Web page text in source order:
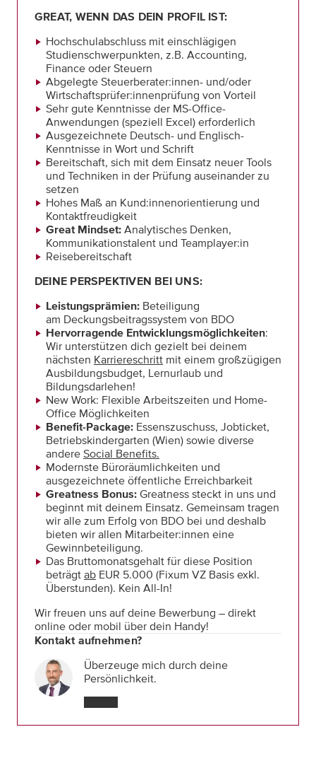
GREAT, WENN DAS DEIN PROFIL IST:
Hochschulabschluss mit einschlägigen
Studienschwerpunkten, z.B. Accounting,
Finance oder Steuern
Abgelegte Steuerberater:innen- und/oder
Wirtschaftsprüfer:innenprüfung von Vorteil
Sehr gute Kenntnisse der MS-Office-
Anwendungen (speziell Excel) erforderlich
Ausgezeichnete Deutsch- und Englisch-
Kenntnisse in Wort und Schrift
Bereitschaft, sich mit dem Einsatz neuer Tools
und Techniken in der Prüfung auseinander zu
setzen
Hohes Maß an Kund:innenorientierung und
Kontaktfreudigkeit
Great Mindset:Analytisches Denken,
Kommunikationstalent und Teamplayer:in
Reisebereitschaft
DEINE PERSPEKTIVEN BEI UNS:
Leistungsprämien: Beteiligung
am Deckungsbeitragssystem von BDO
Hervorragende Entwicklungsmöglichkeiten:
Wir unterstützen dich gezielt bei deinem
nächsten Karriereschritt mit einem großzügigen
Ausbildungsbudget, Lernurlaub und
Bildungsdarlehen!
New Work: Flexible Arbeitszeiten und Home-
Office Möglichkeiten
Benefit-Package: Essenszuschuss, Jobticket,
Betriebskindergarten (Wien) sowie diverse
andereSocial Benefits.
Modernste Büroräumlichkeiten und
ausgezeichnete öffentliche Erreichbarkeit
Greatness Bonus:Greatness steckt in uns und
beginnt mit deinem Einsatz. Gemeinsam tragen
wir alle zum Erfolg von BDO bei und deshalb
bieten wir allen Mitarbeiter:innen eine
Gewinnbeteiligung.
Das Bruttomonatsgehalt für diese Position
beträgtab EUR 5.000 (Fixum VZ Basis exkl.
Überstunden). Kein All-In!
Wir freuen uns auf deine Bewerbung – direkt
online oder mobil über dein Handy!
Kontakt aufnehmen?
Überzeuge mich durch deine
Persönlichkeit.